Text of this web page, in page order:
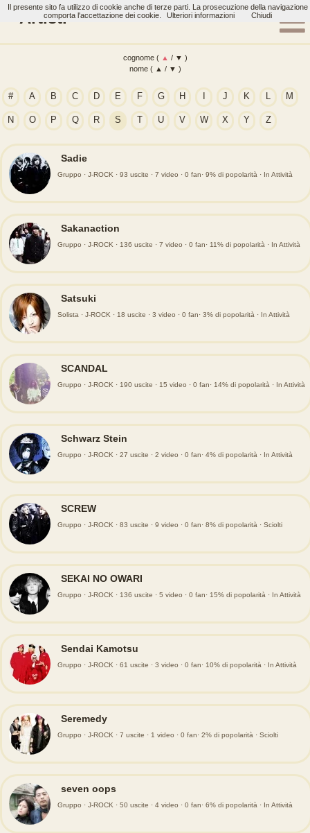
Artisti
cognome ( ▲ / ▼ )
nome ( ▲ / ▼ )
# A B C D E F G H J K L M
N O P Q R S U V W X Y Z
Sadie
Gruppo · J-ROCK · 93 uscite · 7 video · 0 fan· 9% di popolarità · In Attività
Sakanaction
Gruppo · J-ROCK · 136 uscite · 7 video · 0 fan· 11% di popolarità · In Attività
Satsuki
Solista · J-ROCK · 18 uscite · 3 video · 0 fan· 3% di popolarità · In Attività
SCANDAL
Gruppo · J-ROCK · 190 uscite · 15 video · 0 fan· 14% di popolarità · In Attività
Schwarz Stein
Gruppo · J-ROCK · 27 uscite · 2 video · 0 fan· 4% di popolarità · In Attività
SCREW
Gruppo · J-ROCK · 83 uscite · 9 video · 0 fan· 8% di popolarità · Sciolti
SEKAI NO OWARI
Gruppo · J-ROCK · 136 uscite · 5 video · 0 fan· 15% di popolarità · In Attività
Sendai Kamotsu
Gruppo · J-ROCK · 61 uscite · 3 video · 0 fan· 10% di popolarità · In Attività
Seremedy
Gruppo · J-ROCK · 7 uscite · 1 video · 0 fan· 2% di popolarità · Sciolti
seven oops
Gruppo · J-ROCK · 50 uscite · 4 video · 0 fan· 6% di popolarità · In Attività
Il presente sito fa utilizzo di cookie anche di terze parti. La prosecuzione della navigazione
comporta l'accettazione dei cookie.
Ulteriori informazioni Chiudi